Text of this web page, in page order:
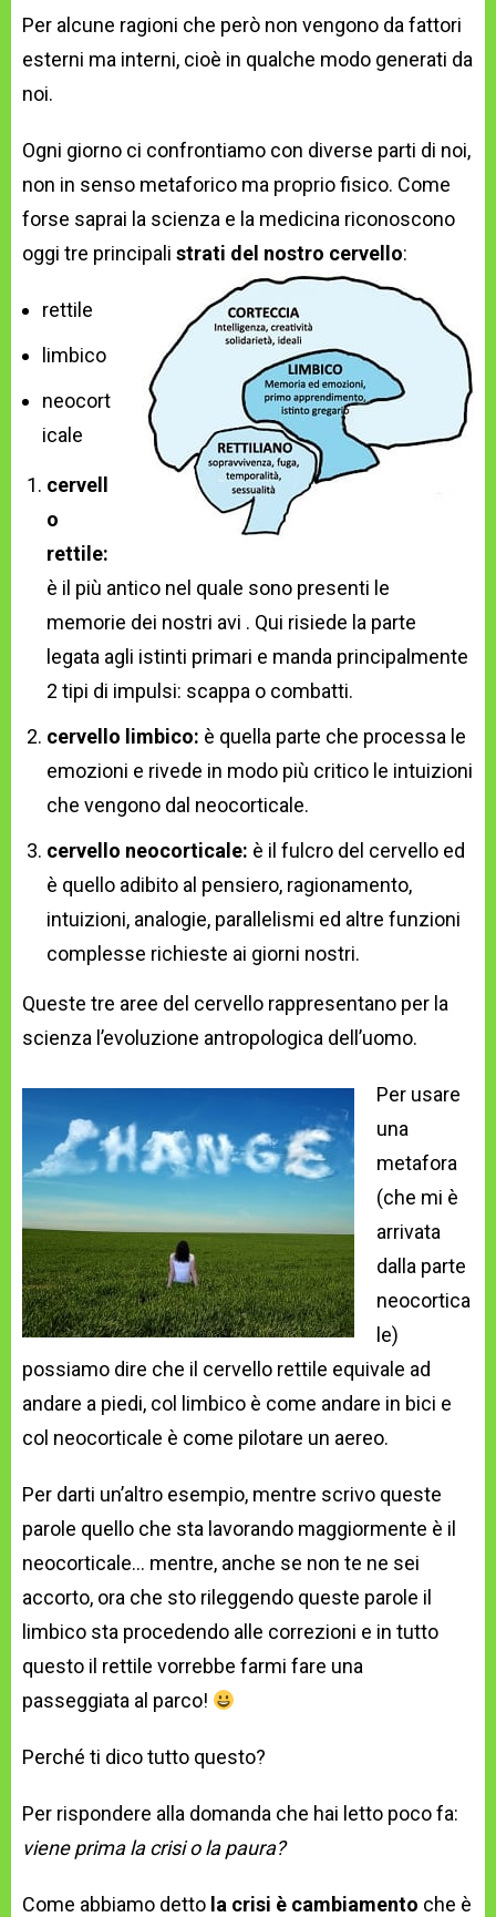
Per alcune ragioni che però non vengono da fattori
esterni ma interni, cioè in qualche modo generati da
noi.
Ogni giorno ci confrontiamo con diverse parti di noi,
non in senso metaforico ma proprio fisico. Come
forse saprai la scienza e la medicina riconoscono
oggi tre principali strati del nostro cervello:
rettile
limbico
neocort
icale
cervell
o
rettile:
è il più antico nel quale sono presenti le
memorie dei nostri avi . Qui risiede la parte
legata agli istinti primari e manda principalmente
2 tipi di impulsi: scappa o combatti.
cervello limbico: è quella parte che processa le
emozioni e rivede in modo più critico le intuizioni
che vengono dal neocorticale.
cervello neocorticale: è il fulcro del cervello ed
è quello adibito al pensiero, ragionamento,
intuizioni, analogie, parallelismi ed altre funzioni
complesse richieste ai giorni nostri.
Queste tre aree del cervello rappresentano per la
scienza l’evoluzione antropologica dell’uomo.
Per usare
una
metafora
(che mi è
arrivata
dalla parte
neocortica
le)
possiamo dire che il cervello rettile equivale ad
andare a piedi, col limbico è come andare in bici e
col neocorticale è come pilotare un aereo.
Per darti un’altro esempio, mentre scrivo queste
parole quello che sta lavorando maggiormente è il
neocorticale… mentre, anche se non te ne sei
accorto, ora che sto rileggendo queste parole il
limbico sta procedendo alle correzioni e in tutto
questo il rettile vorrebbe farmi fare una
passeggiata al parco!
Perché ti dico tutto questo?
Per rispondere alla domanda che hai letto poco fa:
viene prima la crisi o la paura?
Come abbiamo detto la crisi è cambiamento che è